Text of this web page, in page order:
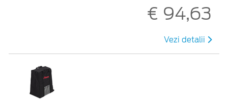
€ 94,63
Vezi detalii